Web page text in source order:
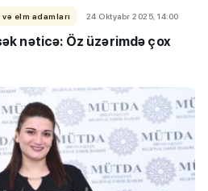
elm adamları 24 Oktyabr 2025, 14:00
nəticə: Öz üzərimdə çox